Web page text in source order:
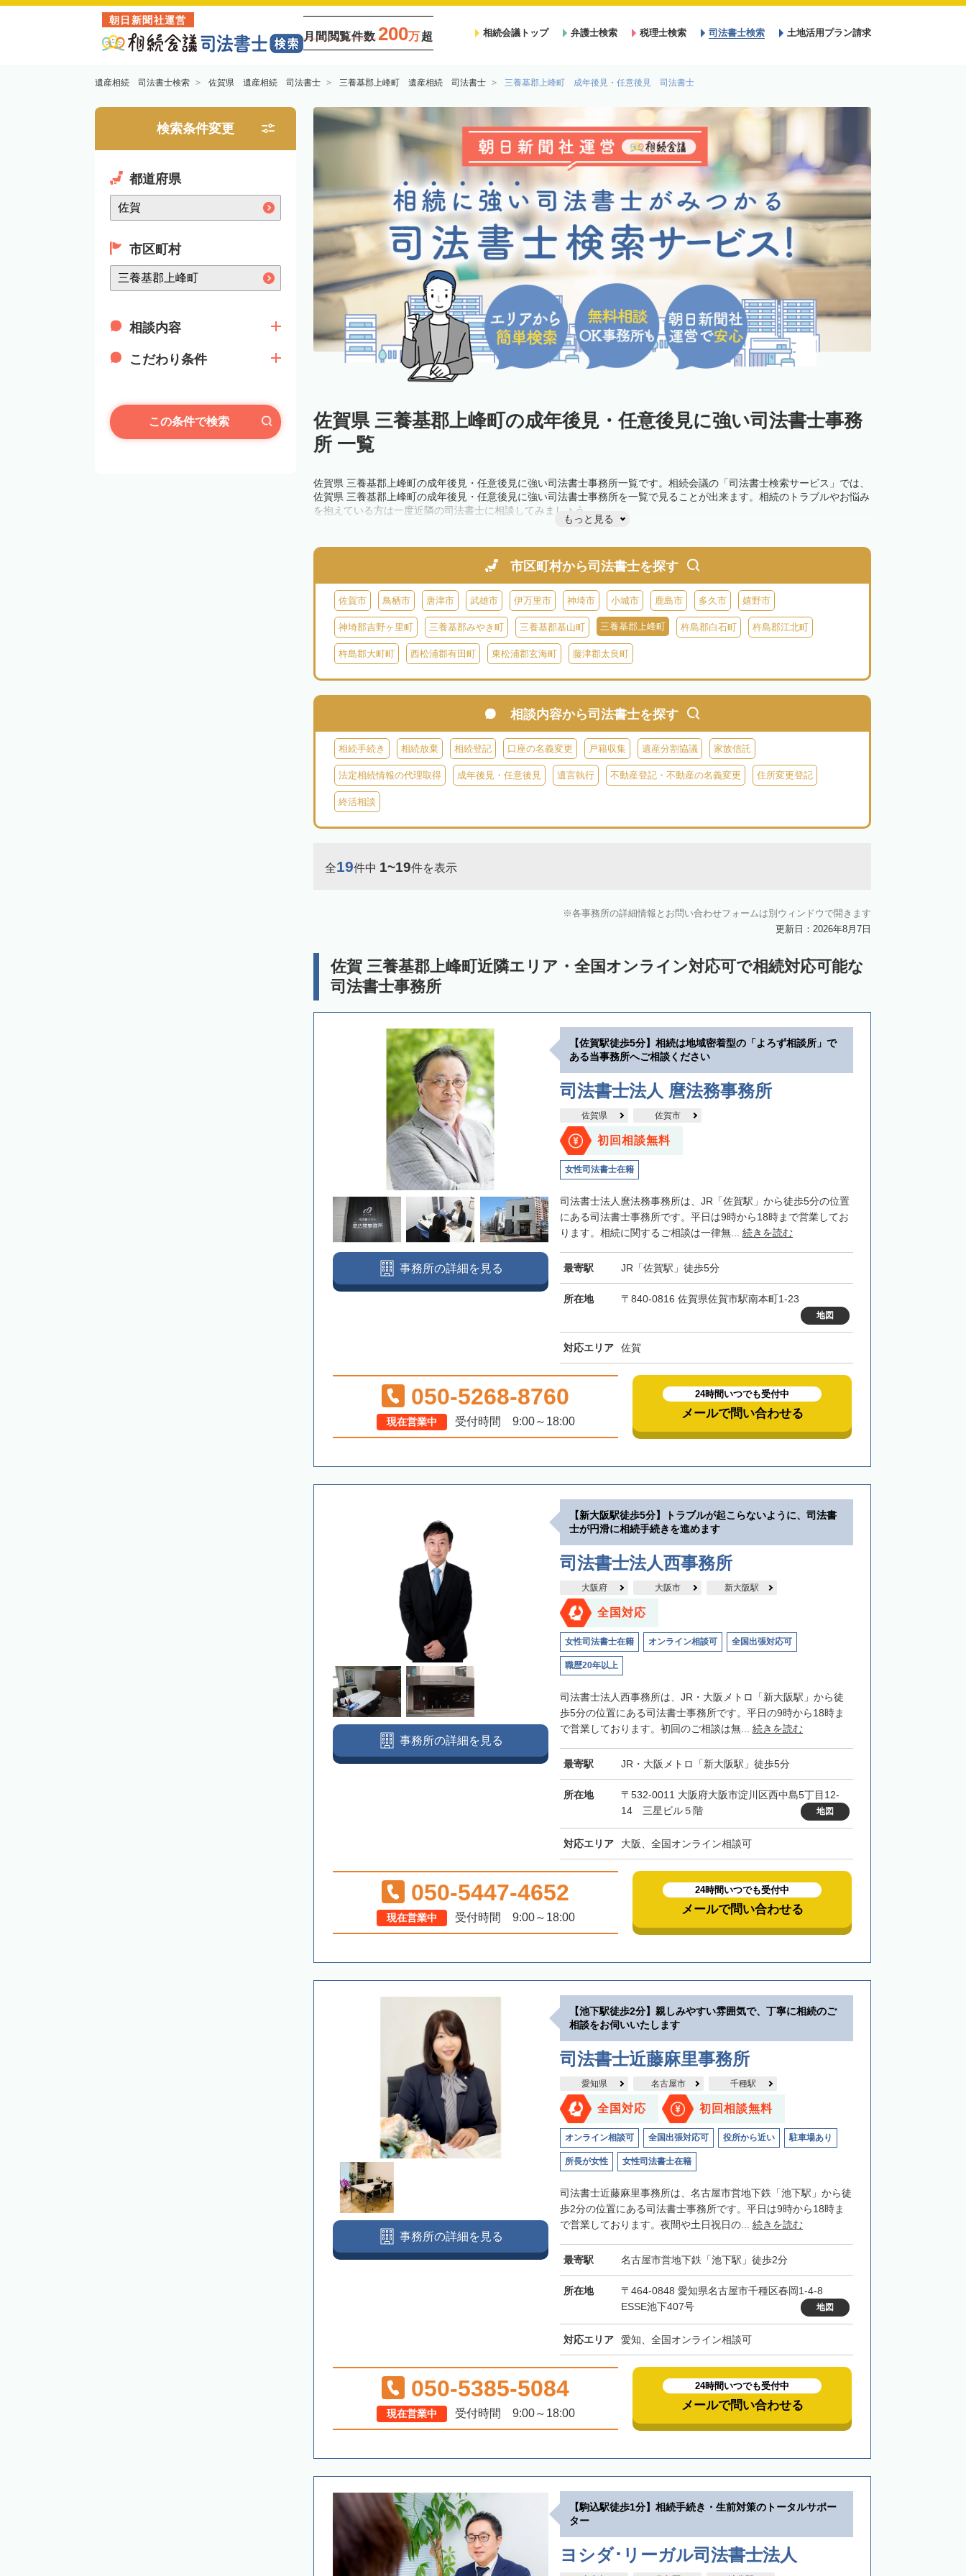
朝日新聞社運営
月間閲覧件数 200万超 相続会議トップ 弁護士検索 税理士検索 司法書士検索 土地活用プラン請求
遺産相続 司法書士検索 佐賀県 遺産相続 司法書士 三養基郡上峰町 遺産相続 司法書士 三養基郡上峰町 成年後見・任意後見 司法書士
検索条件変更
都道府県
市区町村
相談内容
こだわり条件
この条件で検索
佐賀県 三養基郡上峰町の成年後見・任意後見に強い司法書士事務
所 一覧
佐賀県 三養基郡上峰町の成年後見・任意後見に強い司法書士事務所一覧です。相続会議の「司法書士検索サービス」では、
佐賀県 三養基郡上峰町の成年後見・任意後見に強い司法書士事務所を一覧で見ることが出来ます。相続のトラブルやお悩み
を抱えている方は一度近隣の司法書士に相談してみましょう。
もっと見る
市区町村から司法書士を探す
佐賀市 鳥栖市 唐津市 武雄市 伊万里市 神埼市 小城市 鹿島市 多久市 嬉野市
神埼郡吉野ヶ里町 三養基郡みやき町 三養基郡基山町 三養基郡上峰町 杵島郡白石町 杵島郡江北町
杵島郡大町町 西松浦郡有田町 東松浦郡玄海町 藤津郡太良町
相談内容から司法書士を探す
相続手続き 相続放棄 相続登記 口座の名義変更 戸籍収集 遺産分割協議 家族信託
法定相続情報の代理取得 成年後見・任意後見 遺言執行 不動産登記・不動産の名義変更 住所変更登記
終活相談
全19件中 1~19件を表示
各事務所の詳細情報とお問い合わせフォームは別ウィンドウで開きます
更新日：2026年8月7日
佐賀 三養基郡上峰町近隣エリア・全国オンライン対応可で相続対応可能な
司法書士事務所
【佐賀駅徒歩5分】相続は地域密着型の「よろず相談所」で
ある当事務所へご相談ください
司法書士法人 麿法務事務所
佐賀県 佐賀市
初回相談無料
女性司法書士在籍
司法書士法人麿法務事務所は、JR「佐賀駅」から徒歩5分の位置
にある司法書士事務所です。平日は9時から18時まで営業してお
ります。相続に関するご相談は一律無... 続きを読む
最寄駅 JR「佐賀駅」徒歩5分
所在地 〒840-0816 佐賀県佐賀市駅南本町1-23
地図
対応エリア 佐賀
事務所の詳細を見る
050-5268-8760
現在営業中 受付時間 9:00～18:00
24時間いつでも受付中
メールで問い合わせる
【新大阪駅徒歩5分】トラブルが起こらないように、司法書
士が円滑に相続手続きを進めます
司法書士法人西事務所
大阪府 大阪市 新大阪駅
全国対応
女性司法書士在籍 オンライン相談可 全国出張対応可
職歴20年以上
司法書士法人西事務所は、JR・大阪メトロ「新大阪駅」から徒
歩5分の位置にある司法書士事務所です。平日の9時から18時ま
で営業しております。初回のご相談は無... 続きを読む
最寄駅 JR・大阪メトロ「新大阪駅」徒歩5分
所在地
〒532-0011 大阪府大阪市淀川区西中島5丁目12-
14 三星ビル５階
地図
対応エリア 大阪、全国オンライン相談可
事務所の詳細を見る
050-5447-4652
現在営業中 受付時間 9:00～18:00
24時間いつでも受付中
メールで問い合わせる
【池下駅徒歩2分】親しみやすい雰囲気で、丁寧に相続のご
相談をお伺いいたします
司法書士近藤麻里事務所
愛知県 名古屋市 千種駅
全国対応 初回相談無料
オンライン相談可 全国出張対応可 役所から近い 駐車場あり
所長が女性 女性司法書士在籍
司法書士近藤麻里事務所は、名古屋市営地下鉄「池下駅」から徒
歩2分の位置にある司法書士事務所です。平日は9時から18時ま
で営業しております。夜間や土日祝日の... 続きを読む
最寄駅 名古屋市営地下鉄「池下駅」徒歩2分
所在地
〒464-0848 愛知県名古屋市千種区春岡1-4-8
ESSE池下407号
地図
対応エリア 愛知、全国オンライン相談可
事務所の詳細を見る
050-5385-5084
現在営業中 受付時間 9:00～18:00
24時間いつでも受付中
メールで問い合わせる
【駒込駅徒歩1分】相続手続き・生前対策のトータルサポー
ター
ヨシダ･リーガル司法書士法人